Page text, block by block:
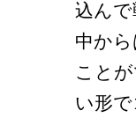
込ん
中か
こと
い形で